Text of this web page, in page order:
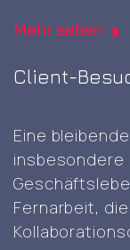
in Europa.
Vielzahl von
Mehr sehen
Client-
Eine
insbesondere
Fernarbeit,